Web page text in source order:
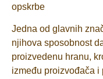
opskrbe
Jedna od glavnih
njihova sposobnost
proizvedenu hranu,
između proizvođača i